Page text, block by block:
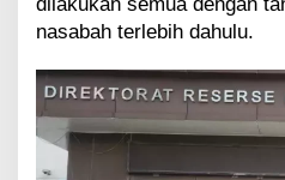
nasabah terlebih dahulu.